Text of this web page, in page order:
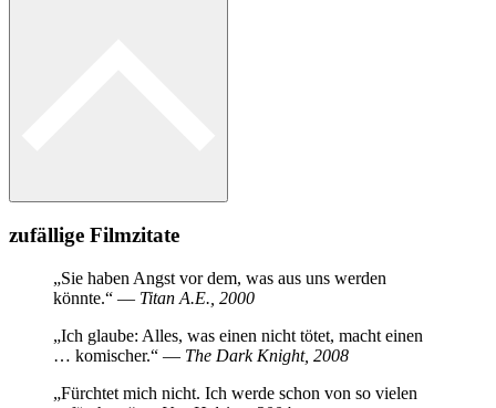
zufällige Filmzitate
„Sie haben Angst vor dem, was aus uns werden
könnte.“ — Titan A.E., 2000
„Ich glaube: Alles, was einen nicht tötet, macht einen
… komischer.“ — The Dark Knight, 2008
„Fürchtet mich nicht. Ich werde schon von so vielen